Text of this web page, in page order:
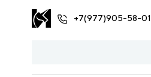
+7(977)905-58-01